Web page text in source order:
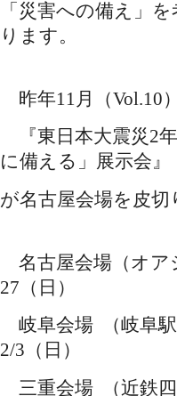
「災害への備え」
ります。
昨年11 月（Vol.10
『東日本大震災2
に備える」展示会』
が名古屋会場を皮切
名古屋会場（オア
27 （日）
岐阜会場
（岐
2/3 （日）
三重会場
（近鉄